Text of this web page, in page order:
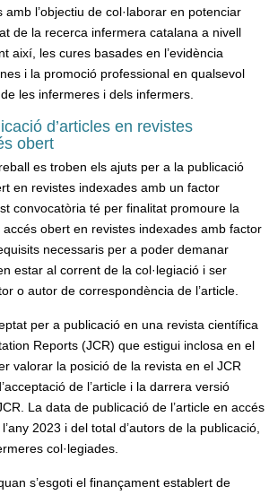
amb l’objectiu de col·laborar en potenciar
de la recerca infermera catalana a nivell
així, les cures basades en l’evidència
i la promoció professional en qualsevol
les infermeres i dels infermers.
d’articles en revistes
obert
es troben els ajuts per a la publicació
en revistes indexades amb un factor
convocatòria té per finalitat promoure la
accés obert en revistes indexades amb factor
necessaris per a poder demanar
estar al corrent de la col·legiació i ser
o autor de correspondència de l’article.
per a publicació en una revista científica
Reports (JCR) que estigui inclosa en el
valorar la posició de la revista en el JCR
de l’article i la darrera versió
La data de publicació de l’article en accés
2023 i del total d’autors de la publicació,
col·legiades.
s’esgoti el finançament establert de